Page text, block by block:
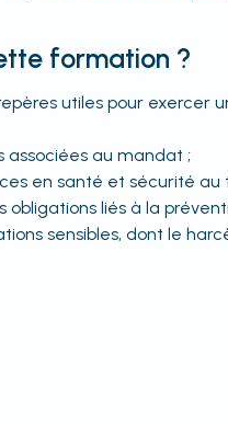
formation ?
utiles pour exercer
associées au mandat ;
en santé et sécurité au
liés à la
sensibles, dont le